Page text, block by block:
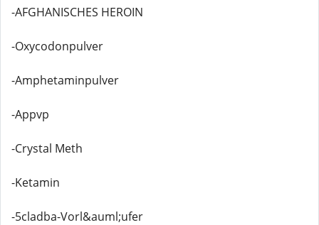
-AFGHANISCHES HEROIN
-Oxycodonpulver
-Amphetaminpulver
-Appvp
-Crystal Meth
-Ketamin
-5cladba-Vorl&auml;ufer